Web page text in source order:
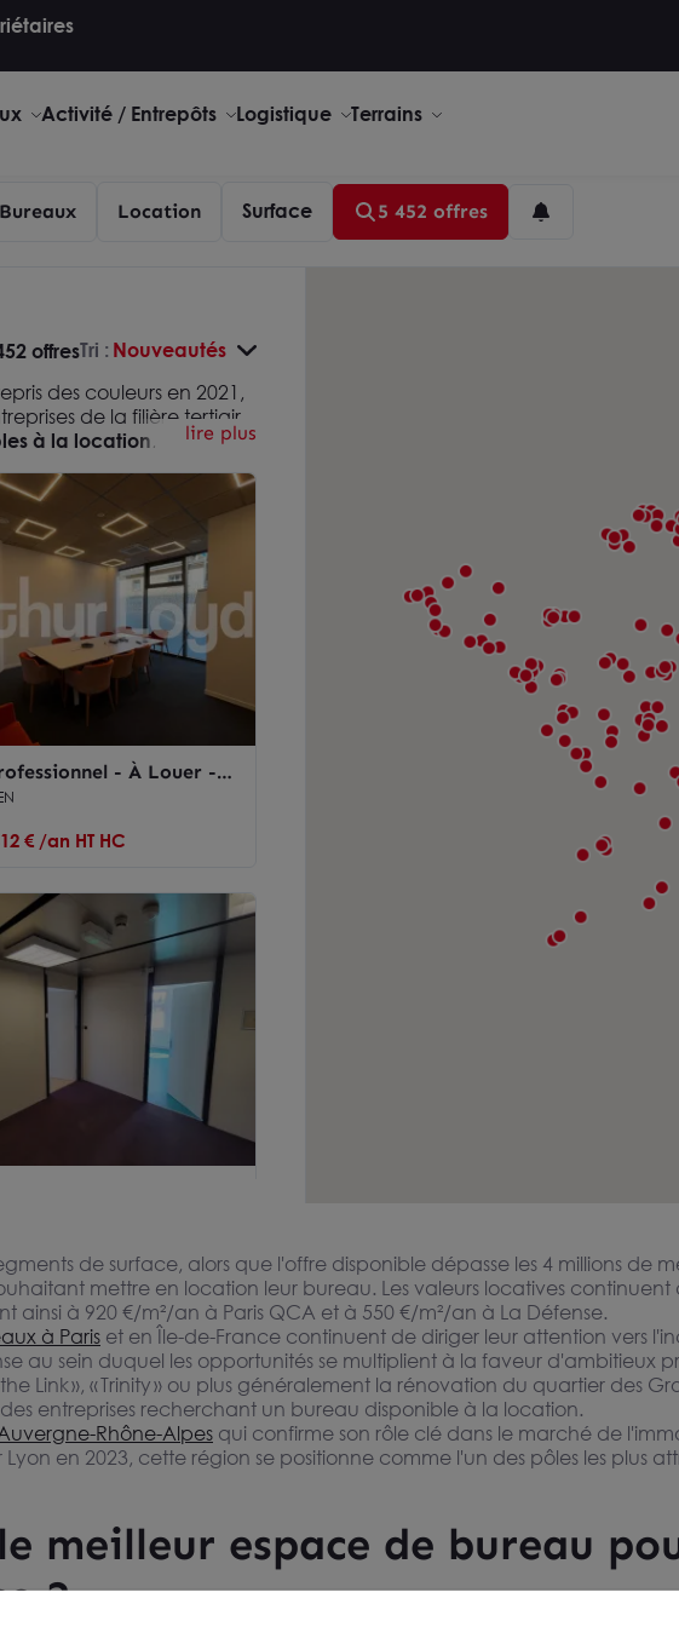
Activité / Entrepôts Logistique Terrains
Bureaux Location Surface 5 452 offres
offresTri : Nouveautés
des couleurs en 2021,
de la filière tertiaire
à la location,
locatif se confirme
commercialisés
lire plus
- À Louer -
€ /an HT HC
/mois HTde surface, alors que l'offre disponible dépasse les 4 millions de
mettre en location leur bureau. Les valeurs locatives continuent
ainsi à 920 €/m²/an à Paris QCA et à 550 €/m²/an à La Défense.
à Paris et en Île-de-France continuent de diriger leur attention vers
au sein duquel les opportunités se multiplient à la faveur d'ambitieux
Link », « Trinity » ou plus généralement la rénovation du quartier des
entreprises recherchant un bureau disponible à la location.
Rhône-Alpes qui confirme son rôle clé dans le marché de
Lyon en 2023, cette région se positionne comme l'un des pôles les plus
meilleur espace de bureau
?